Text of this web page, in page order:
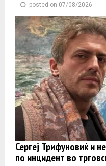
posted on 07/08/2026
Сергеј Трифуновиќ и
по инцидент во